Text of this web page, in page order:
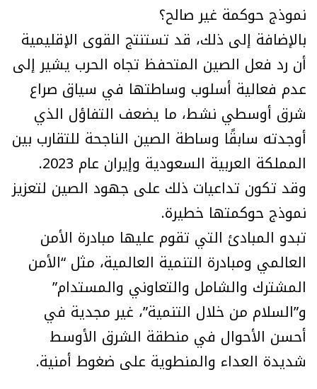
نموذج حوكمة غير صالح؟
بالإضافة إلى ذلك، قد تستنتج القوى الإقليمية
أن رد فعل الصين المتحفظ تجاه الحرب يشير إلى
عدم فعالية أسلوب وساطتها في سياق صراع
شرق أوسطي نشط، ما يضعف التفاؤل الذي
أوجدته سابقًا وساطة الصين الناجحة للتقارب بين
المملكة العربية السعودية وإيران عام 2023.
وقد تكون تداعيات ذلك على جهود الصين لتعزيز
نموذج حوكمتها خطيرة.
تبدو المبادئ التي تقوم عليها مبادرة الأمن
العالمي ومبادرة التنمية العالمية، مثل “الأمن
المشترك والشامل والتعاوني والمستدام”
و”السلام من خلال التنمية”، غير مجدية في
أحسن الأحوال في منطقة الشرق الأوسط
شديدة العداء والمنطوية على ضغوط أمنية.